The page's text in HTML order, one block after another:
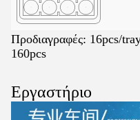
Προδιαγραφές: 16pcs/
160pcs
Εργαστήριο